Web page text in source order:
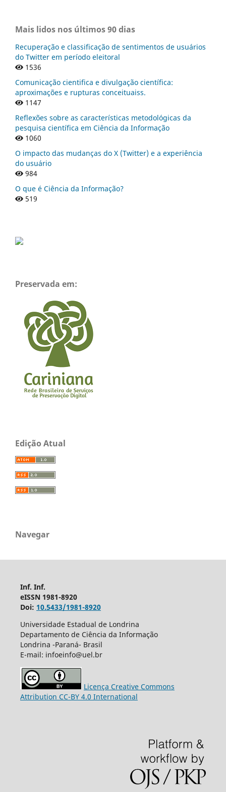
Mais lidos nos últimos 90 dias
Recuperação e classificação de sentimentos de usuários
do Twitter em período eleitoral
1536
Comunicação cientifica e divulgação científica:
aproximações e rupturas conceituaiss.
1147
Reflexões sobre as características metodológicas da
pesquisa científica em Ciência da Informação
1060
O impacto das mudanças do X (Twitter) e a experiência
do usuário
984
O que é Ciência da Informação?
519
Preservada em:
Edição Atual
Navegar
Inf. Inf.
eISSN 1981-8920
Doi: 10.5433/1981-8920
Universidade Estadual de Londrina
Departamento de Ciência da Informação
Londrina -Paraná- Brasil
E-mail: infoeinfo@uel.br
Licença Creative Commons
Attribution CC-BY 4.0 International